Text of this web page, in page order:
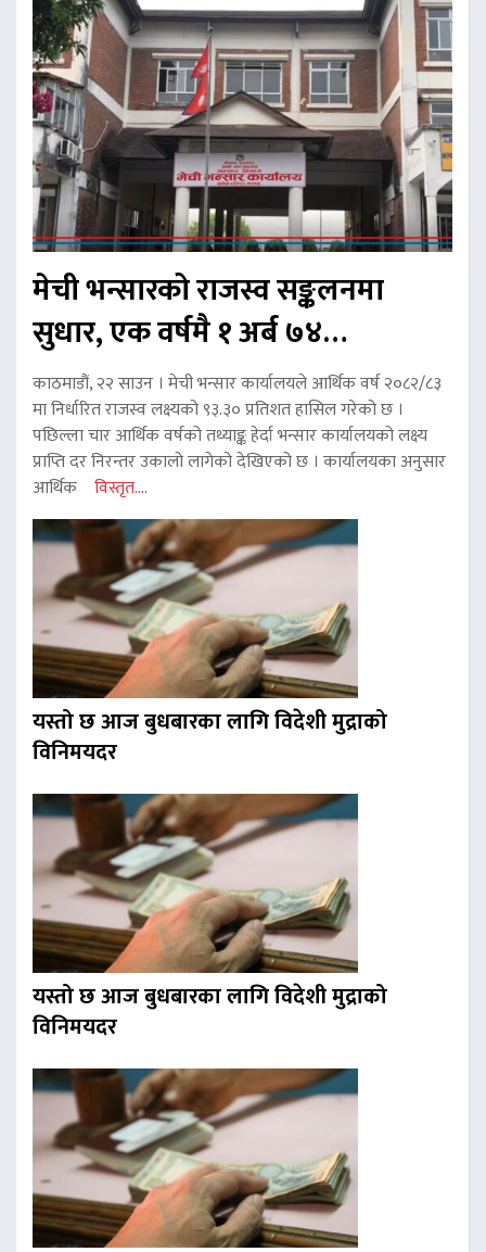
मेची भन्सारको राजस्व सङ्कलनमा
सुधार, एक वर्षमै १ अर्ब ७४…
काठमाडौं, २२ साउन । मेची भन्सार कार्यालयले आर्थिक वर्ष २०८२/८३
मा निर्धारित राजस्व लक्ष्यको ९३.३० प्रतिशत हासिल गरेको छ ।
पछिल्ला चार आर्थिक वर्षको तथ्याङ्क हेर्दा भन्सार कार्यालयको लक्ष्य
प्राप्ति दर निरन्तर उकालो लागेको देखिएको छ । कार्यालयका अनुसार
आर्थिक विस्तृत....
यस्तो छ आज बुधबारका लागि विदेशी मुद्राको
विनिमयदर
यस्तो छ आज बुधबारका लागि विदेशी मुद्राको
विनिमयदर